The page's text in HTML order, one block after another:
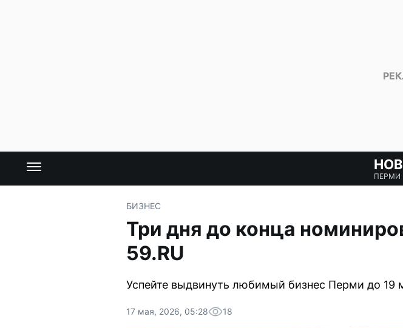
ПЕРМИ
БИЗНЕС
Три дня до конца
59.RU
Успейте выдвинуть любимый бизнес Перми до 19
17 мая, 2026, 05:28 18